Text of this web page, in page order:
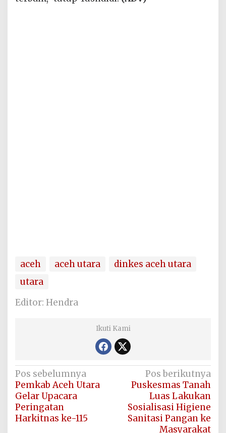
aceh aceh utara
dinkes aceh utara
utara
Editor: Hendra
Ikuti Kami
Navigasi
pos
Pos sebelumnya
Pemkab Aceh Utara
Gelar Upacara
Peringatan
Harkitnas ke-115
Pos berikutnya
Puskesmas Tanah
Luas Lakukan
Sosialisasi Higiene
Sanitasi Pangan ke
Masyarakat